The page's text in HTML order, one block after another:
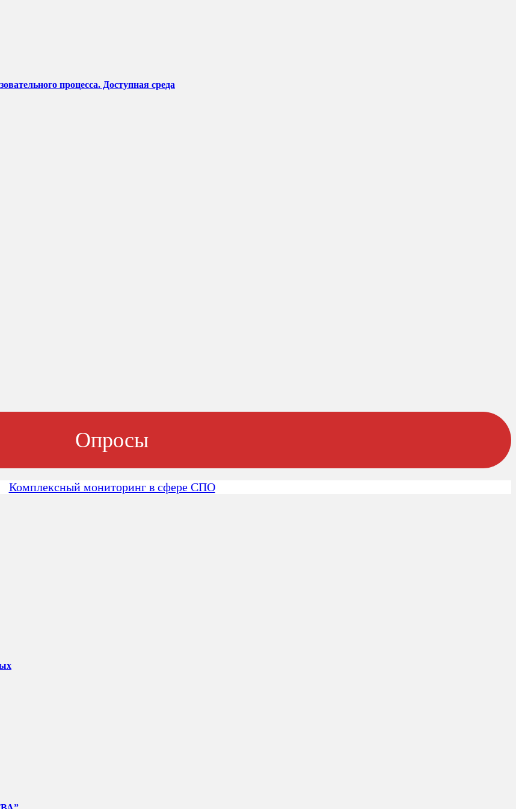
процесса. Доступная среда
Опросы
Комплексный мониторинг в сфере СПО